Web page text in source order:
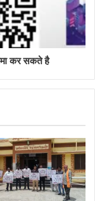
कर सकते है